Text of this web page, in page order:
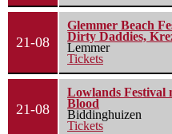
21-08
Glemmer Beach
Dirty Daddies,
Lemmer
Tickets
21-08
Lowlands Festival
Blood
Biddinghuizen
Tickets